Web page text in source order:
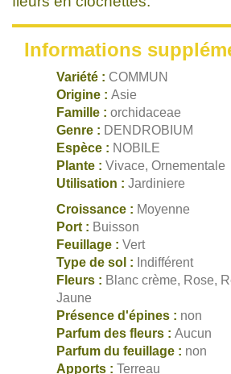
Informations
Variété : COMMUN
Origine : Asie
Famille : orchidaceae
Genre : DENDROBIUM
Espèce : NOBILE
Plante : Vivace, Ornementale
Utilisation : Jardiniere
Croissance : Moyenne
Port : Buisson
Feuillage : Vert
Type de sol : Indifférent
Fleurs : Blanc crème, Rose,
Jaune
Présence d'épines : non
Parfum des fleurs : Aucun
Parfum du feuillage : non
Apports : Terreau